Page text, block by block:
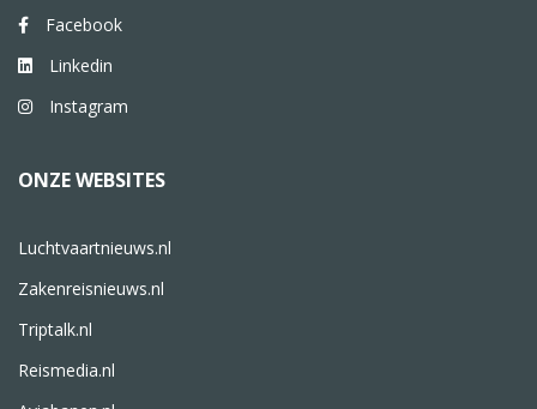
Facebook
Linkedin
Instagram
ONZE WEBSITES
Luchtvaartnieuws.nl
Zakenreisnieuws.nl
Triptalk.nl
Reismedia.nl